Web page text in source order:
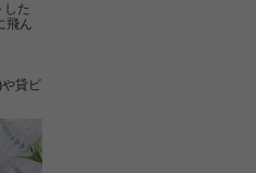
した
飛ん
貸ビ